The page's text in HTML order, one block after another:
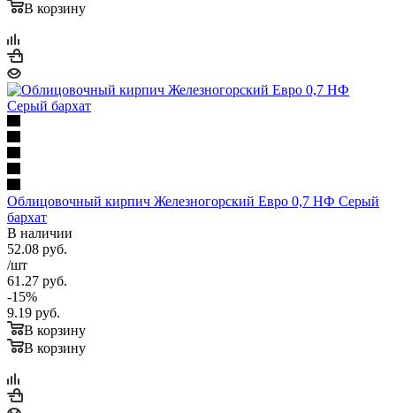
В корзину
Облицовочный кирпич Железногорский Евро 0,7 НФ Серый
бархат
В наличии
52.08 руб.
/шт
61.27 руб.
-15%
9.19 руб.
В корзину
В корзину